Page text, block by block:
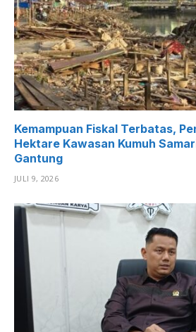
Kemampuan Fiskal Terbatas,
Hektare Kawasan Kumuh
Gantung
JULI 9, 2026